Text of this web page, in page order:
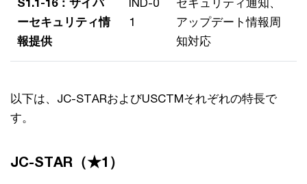
S1.1-16：サイバ
ーセキュリティ情
報提供
IND-0
1
セキュリティ通知、
アップデート情報周
知対応
以下は、JC-STARおよびUSCTMそれぞれの特長で
す。
JC-STAR（★1）